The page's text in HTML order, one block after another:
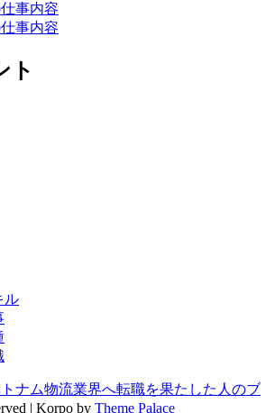
事内容
事内容
ト
ル
ナム物流業界へ転職を果たした人のブ
| Korpo by Theme Palace